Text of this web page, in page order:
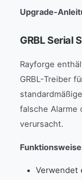
Upgrade-
GRBL Serial
Rayforge
GRBL-Treiber
falsche Alarme
verursacht.
Verwendet